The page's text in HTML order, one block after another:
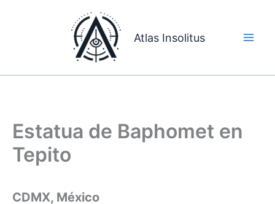
Atlas Insolitus
Estatua de Baphomet en
Tepito
CDMX, México